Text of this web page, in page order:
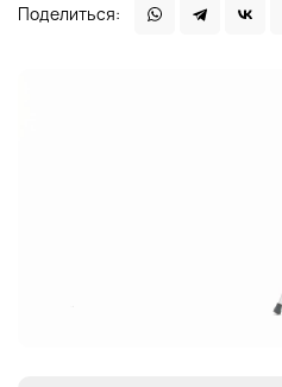
Поделиться: